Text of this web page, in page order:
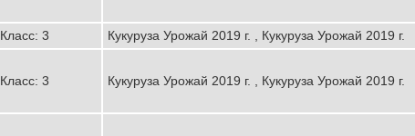
Класс: 3
Кукуруза Урожай 2019 г. , Кукуруза Урожай 2019 г.
Класс: 3 Кукуруза Урожай 2019 г. , Кукуруза Урожай 2019 г.